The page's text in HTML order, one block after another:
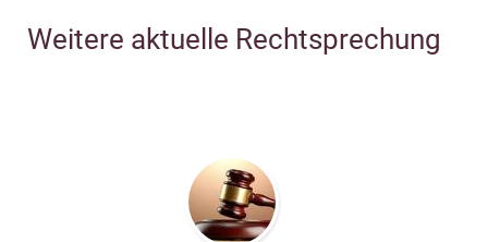
Weitere aktuelle Rechtsprechung